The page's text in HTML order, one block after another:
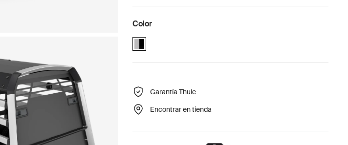
Color
Alu-Black (selected)
Garantía Thule
Encontrar en tienda